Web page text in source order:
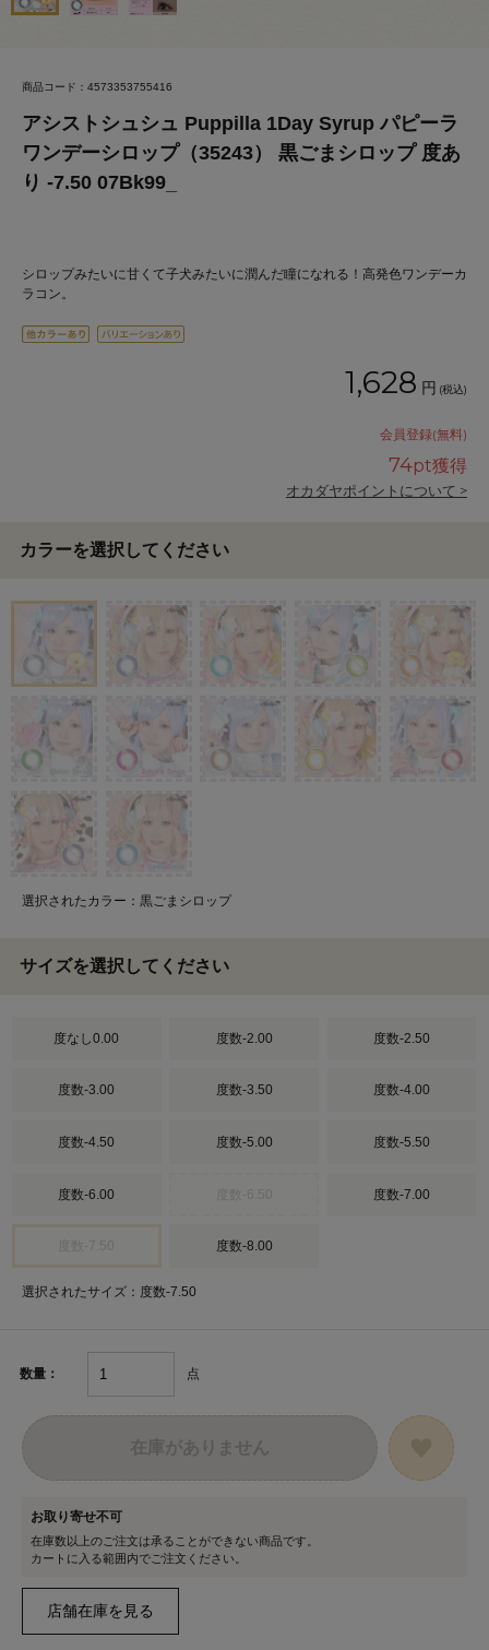
商品コード：4573353755416
アシストシュシュ Puppilla 1Day Syrup パピーラ
ワンデーシロップ（35243） 黒ごまシロップ 度あ
り -7.50 07Bk99_
シロップみたいに甘くて子犬みたいに潤んだ瞳になれる！高発色ワンデーカ
ラコン。
1,628 円 (税込)
会員登録(無料)
74pt獲得
オカダヤポイントについて >
カラーを選択してください
選択されたカラー：黒ごまシロップ
サイズを選択してください
度なし0.00 度数-2.00 度数-2.50
度数-3.00 度数-3.50 度数-4.00
度数-4.50 度数-5.00 度数-5.50
度数-6.00 度数-7.00
度数-8.00
選択されたサイズ：度数-7.50
数量： 点
お取り寄せ不可
在庫数以上のご注文は承ることができない商品です。
カートに入る範囲内でご注文ください。